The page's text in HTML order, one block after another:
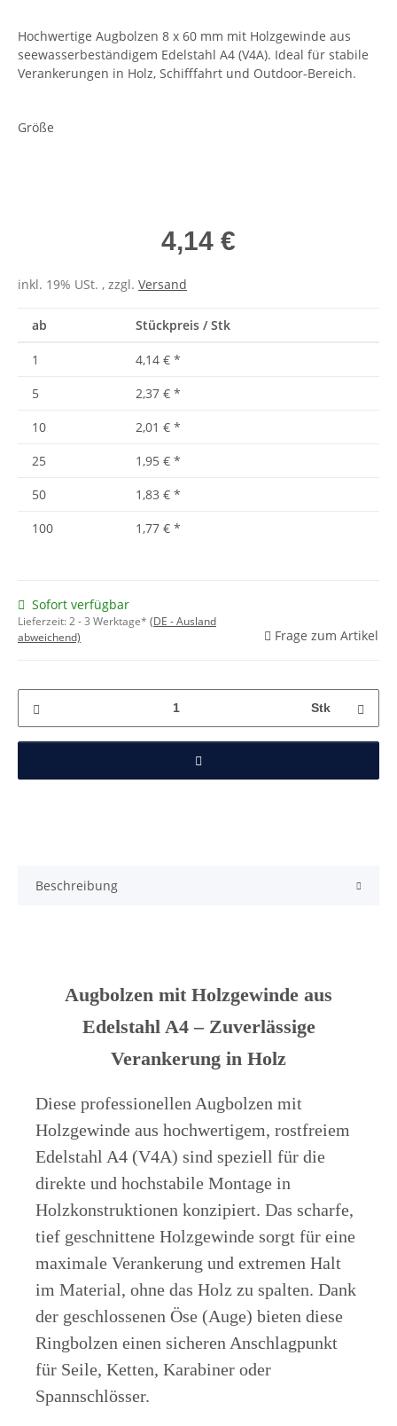
Hochwertige Augbolzen 8 x 60 mm mit Holzgewinde aus
seewasserbeständigem Edelstahl A4 (V4A). Ideal für stabile
Verankerungen in Holz, Schifffahrt und Outdoor-Bereich.
Größe
4,14 €
inkl. 19% USt. , zzgl. Versand
ab Stückpreis / Stk
1 4,14 € *
5
2,37 € *
10
2,01 € *
25
1,95 € *
50
1,83 € *
100
1,77 € *
Sofort verfügbar
Lieferzeit:2 - 3 Werktage* (DE - Ausland
abweichend)
Frage zum Artikel
Stk
Beschreibung
Augbolzen mit Holzgewinde aus
Edelstahl A4 – Zuverlässige
Verankerung in Holz
Diese professionellen Augbolzen mit
Holzgewinde aus hochwertigem, rostfreiem
Edelstahl A4 (V4A) sind speziell für die
direkte und hochstabile Montage in
Holzkonstruktionen konzipiert. Das scharfe,
tief geschnittene Holzgewinde sorgt für eine
maximale Verankerung und extremen Halt
im Material, ohne das Holz zu spalten. Dank
der geschlossenen Öse (Auge) bieten diese
Ringbolzen einen sicheren Anschlagpunkt
für Seile, Ketten, Karabiner oder
Spannschlösser.